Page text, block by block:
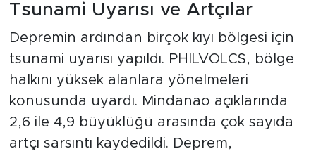
Tsunami Uyarısı ve Artçılar
Depremin ardından birçok kıyı bölgesi için
tsunami uyarısı yapıldı. PHILVOLCS, bölge
halkını yüksek alanlara yönelmeleri
konusunda uyardı. Mindanao açıklarında
2,6 ile 4,9 büyüklüğü arasında çok sayıda
artçı sarsıntı kaydedildi. Deprem,